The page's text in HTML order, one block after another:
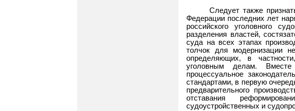
Следует также
Федерации последних лет
российского уголовного
разделения властей,
суда на всех этапах
толчок для модернизации
определяющих, в
уголовным делам.
процессуальное
стандартами, в первую
предварительного
отставания
судоустройственных и